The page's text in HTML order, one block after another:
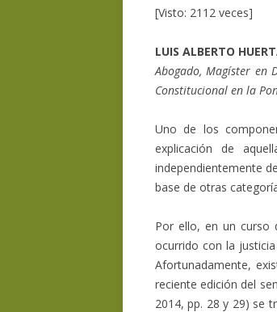
[Visto: 2112 veces]
LUIS ALBERTO
Abogado, Magíster en
Constitucional en la
Uno de los
explicación de
independientemente
base de otras
Por ello, en un curso
ocurrido con la
Afortunadamente,
reciente edición del
2014, pp. 28 y 29) se